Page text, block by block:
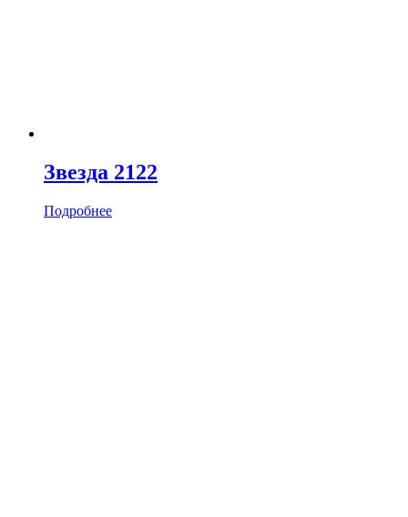
Звезда 2122
Подробнее